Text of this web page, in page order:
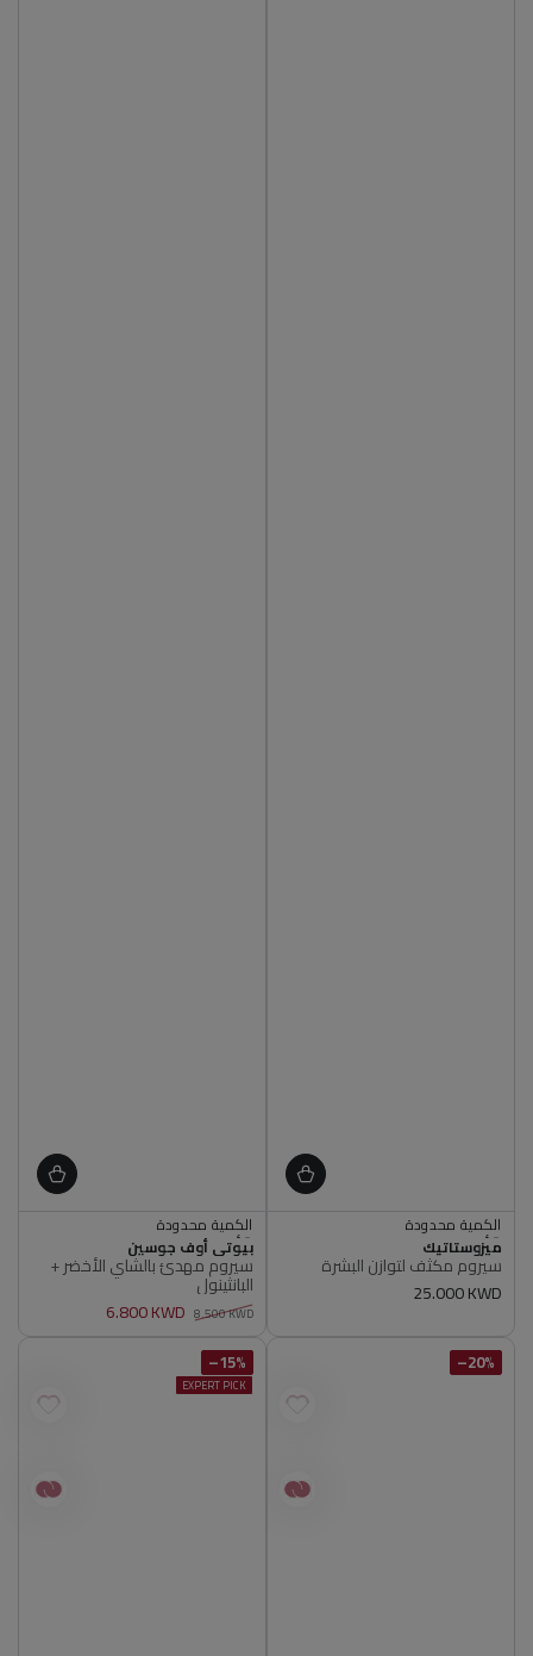
أصلي 100%
الكمية محدودة
أصلي 100%
البائع
ميزوستاتيك
سيروم مكثف لتوازن البشرة
سعر
25.000 KWD
أصلي 100%
الكمية محدودة
أصلي 100%
البائع
بيوتي أوف جوسين
سيروم مهدئ بالشاي الأخضر +
البانثينول
عادي
8.500 KWD
6.800 KWD
20%–
15%–
EXPERT PICK